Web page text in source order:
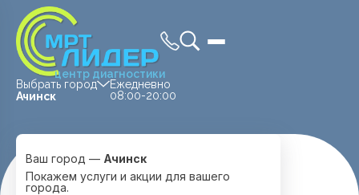
центр диагностики
Выбрать город
Ачинск
Ежедневно
08:00-20:00
Ваш город — Ачинск
Покажем услуги и акции для вашего
города.
Главная Услуги и цены КТ мягких тканей